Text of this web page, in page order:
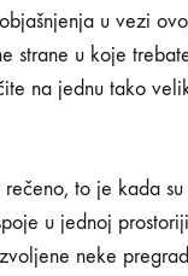
u vezi
strane u koje
na jednu tako
to je kada
u jednoj
neke